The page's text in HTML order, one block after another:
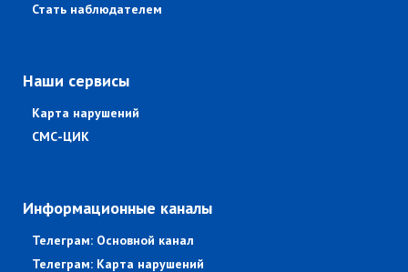
Стать наблюдателем
Наши сервисы
Карта нарушений
СМС-ЦИК
Информационные каналы
Телеграм: Основной канал
Телеграм: Карта нарушений